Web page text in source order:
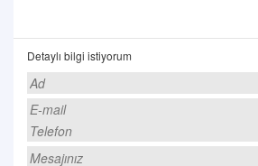
Detaylı bilgi istiyorum